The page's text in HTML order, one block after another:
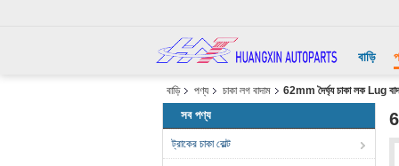
বাড়ি
বাড়ি পণ্য চাকা লগ বাদাম 62mm দৈর্ঘ্য চাকা লক Lug
সব পণ্য
ট্রাকের চাকা বোল্ট